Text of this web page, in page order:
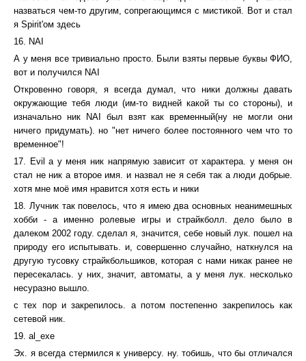
назваться чем-то другим, сопрегающимся с мистикой. Вот и стал
я Spirit'ом здесь
16. NAI
А у меня все тривиально просто. Были взяты первые буквы ФИО,
вот и получился NAI
Откровенно говоря, я всегда думал, что ники должны давать
окружающие тебя люди (им-то видней какой ты со стороны), и
изначально ник NAI был взят как временный(ну не могли они
ничего придумать). но "нет ничего более постоянного чем что то
временное"!
17. Evil а у меня ник напрямую зависит от характера. у меня он
стал не ник а второе имя. и назвал не я себя так а люди добрые.
хотя мне моё имя нравится хотя есть и ники
18. Лучник так повелось, что я имею два основных неанимешных
хобби - а именно ролевые игры и страйкболл. дело было в
далеком 2002 году. сделал я, значится, себе новый лук. пошел на
природу его испытывать. и, совершенно случайно, наткнулся на
другую тусовку страйкбольшиков, которая с нами никак ранее не
пересекалась. у них, значит, автоматы, а у меня лук. несколько
несуразно вышло.
с тех пор и закрепилось. а потом постепенно закрепилось как
сетевой ник.
19. al_exe
Эх. я всегда стермился к универсу. ну. тобишь, что бы отличался